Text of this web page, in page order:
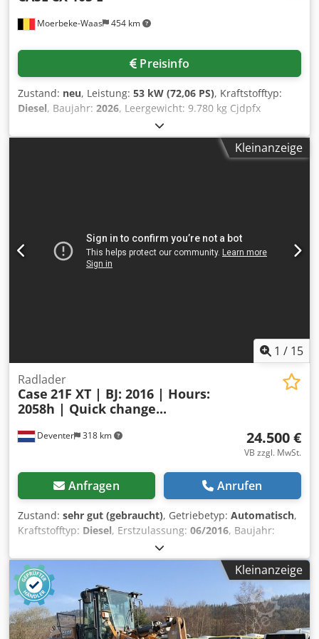
Moerbeke-Waas 454 km
Preisinfo
Zustand: neu, Leistung: 53 kW (72,06 PS), Kraftstofftyp:
Diesel, Baujahr: 2026, Leergewicht: 9.780 kg Cjdpfx
Ahozrrw Aofoha Wenden Sie sich an KEY-TEC Sales, um
weitere Informationen zu erhalten.
Kleinanzeige
1 / 15
Deventer 318 km
Radlader
Case 21F XT | BJ: 2016 | Hours:
2058h | Quick change...
24.500 €
VB zzgl. MwSt.
Anfragen Anrufen
Zustand: sehr gut (gebraucht), Getriebetyp: Automatisch,
Kraftstofftyp: Diesel, Erstzulassung: 06/2016, Baujahr:
2.058 h
Weitere Optionen und Zubehör = Cedpfozp N Umox
Ahfoha - Geschlossene Kabine - Radio/CD-Spieler =
Anmerkungen = CASE 21F XT Radlader aus dem Baujahr
2016 mit nur 2.058 Betriebsstunden. Dieser kompakte und
leistungsstarke Radlader stammt aus Deutschland und
befindet sich in einem gepflegten und gut gewarteten
Kleinanzeige